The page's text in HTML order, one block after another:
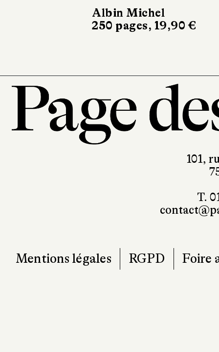
Albin Michel
250 pages, 19,90 €
Minuit
176 pages, 19 €
101,
T.
Mentions légales RGPD Foire